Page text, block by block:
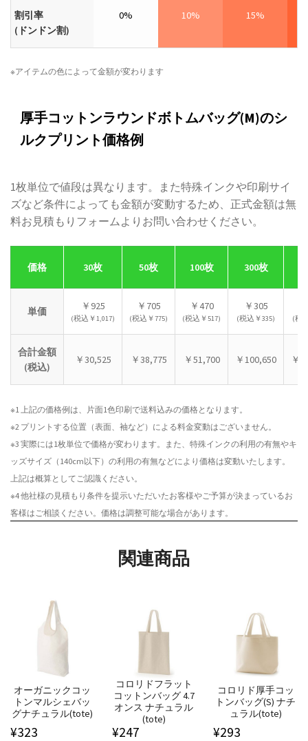
割引率
(ドンドン割)
0% 10% 15%
※アイテムの色によって金額が変わります
厚手コットンラウンドボトムバッグ(M)のシ
ルクプリント価格例
1枚単位で値段は異なります。また特殊インクや印刷サイ
ズなど条件によっても金額が変動するため、正式金額は無
料お見積もりフォームよりお問い合わせください。
価格 30枚 50枚 100枚 300枚
単価 ￥925
(税込￥1,017)
￥705
(税込￥775)
￥470
(税込￥517)
￥305
(税込￥335) (税
合計金額
(税込)
￥30,525 ￥38,775 ￥51,700 ￥100,650 ￥
※1 上記の価格例は、片面1色印刷で送料込みの価格となります。
※2 プリントする位置（表面、袖など）による料金変動はございません。
※3 実際には1枚単位で価格が変わります。また、特殊インクの利用の有無やキ
ッズサイズ（140cm以下）の利用の有無などにより価格は変動いたします。
上記は概算としてご認識ください。
※4 他社様の見積もり条件を提示いただいたお客様やご予算が決まっているお
客様はご相談ください。価格は調整可能な場合があります。
関連商品
オーガニックコッ
トンマルシェバッ
グナチュラル(tote)
¥323
コロリドフラット
コットンバッグ 4.7
オンス ナチュラル
(tote)
¥247
コロリド厚手コッ
トンバッグ(S) ナチ
ュラル(tote)
¥293